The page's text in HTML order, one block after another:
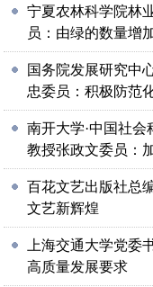
宁夏农林科学院林
员：由绿的数量增
国务院发展研究中
忠委员：积极防范
南开大学·中国社
教授张政文委员：
百花文艺出版社总
文艺新辉煌
上海交通大学党委
高质量发展要求